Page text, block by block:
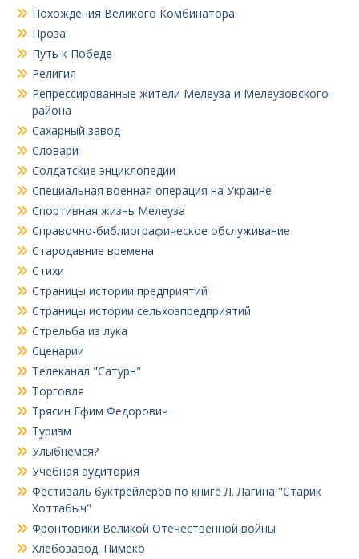
Похождения Великого Комбинатора
Проза
Путь к Победе
Религия
Репрессированные жители Мелеуза и Мелеузовского
района
Сахарный завод
Словари
Солдатские энциклопедии
Специальная военная операция на Украине
Спортивная жизнь Мелеуза
Справочно-библиографическое обслуживание
Стародавние времена
Стихи
Страницы истории предприятий
Страницы истории сельхозпредприятий
Стрельба из лука
Сценарии
Телеканал "Сатурн"
Торговля
Трясин Ефим Федорович
Туризм
Улыбнемся?
Учебная аудитория
Фестиваль буктрейлеров по книге Л. Лагина "Старик
Хоттабыч"
Фронтовики Великой Отечественной войны
Хлебозавод. Пимеко